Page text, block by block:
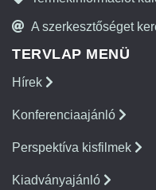
A szerkesztőséget
TERVLAP MENÜ
Hírek
Konferenciaajánló
Perspektíva kisfilmek
Kiadványajánló